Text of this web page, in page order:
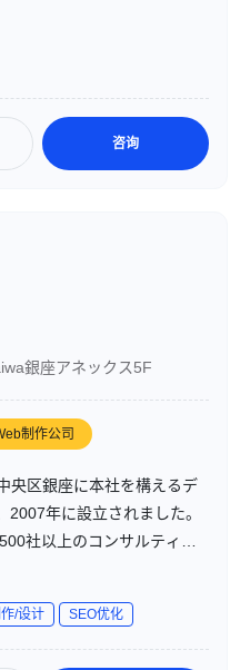
プロダクト化を主な事業と
咨询
銀座アネックス5F
制作公司
央区銀座に本社を構えるデ
年に設立されました。
社以上のコンサルティン
通じて得た成功ノウハウを
/设计 SEO优化